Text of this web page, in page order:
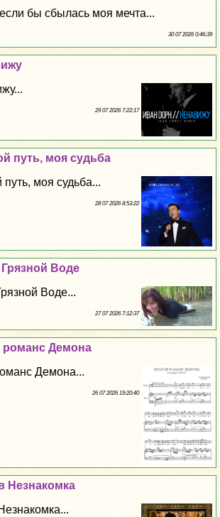
бы сбылась моя мечта...
30 07 2026 0:46:39
29 07 2026 7:22:17
путь, моя судьба
моя судьба...
28 07 2026 8:53:22
Воде
Воде...
27 07 2026 7:12:37
Демона
Демона...
26 07 2026 19:20:40
Незнакомка